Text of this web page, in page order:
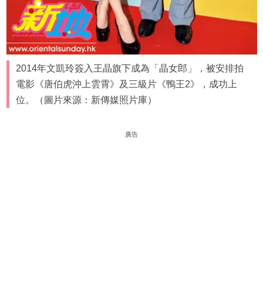
2014年文凱玲簽入王晶旗下成為「晶女郎」，被安排拍
電影《唐伯虎沖上雲霄》及三級片《鴨王2》，成功上
位。（圖片來源：新傳媒照片庫）
廣告